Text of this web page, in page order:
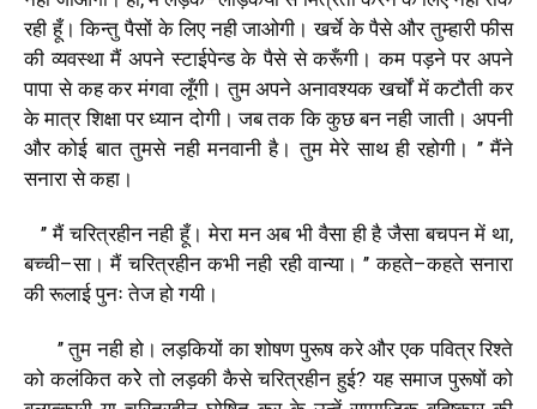
रही हूँ। किन्तु पैसों के लिए नही जाओगी। खर्चे के पैसे और तुम्हारी फीस
की व्यवस्था मैं अपने स्टाईपेन्ड के पैसे से करूँगी। कम पड़ने पर अपने
पापा से कह कर मंगवा लूँगी। तुम अपने अनावश्यक खर्चों में कटौती कर
के मात्र शिक्षा पर ध्यान दोगी। जब तक कि कुछ बन नही जाती। अपनी
और कोई बात तुमसे नही मनवानी है। तुम मेरे साथ ही रहोगी। ’’मैंने
सनारा से कहा।
’’मैं चरित्रहीन नही हूँ। मेरा मन अब भी वैसा ही है जैसा बचपन में था,
बच्ची–सा। मैं चरित्रहीन कभी नही रही वान्या। ’’कहते–कहते सनारा
की रूलाई पुनः तेज हो गयी।
’’तुम नही हो। लड़कियों का शोषण पुरूष करे और एक पवित्र रिश्ते
को कलंकित करेे तो लड़की कैसे चरित्रहीन हुई?यह समाज पुरूषों को